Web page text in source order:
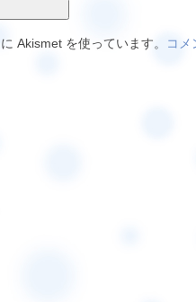
Akismet を使っています。
コメ